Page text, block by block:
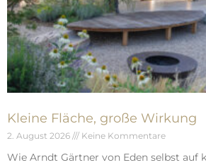
Kleine Fläche, große Wirkung
2. August 2026 Keine Kommentare
Wie Arndt Gärtner von Eden selbst auf